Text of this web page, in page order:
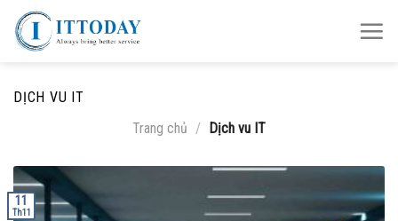
content
DỊCH VU IT
Trang chủ / Dịch vu IT
11
Th11